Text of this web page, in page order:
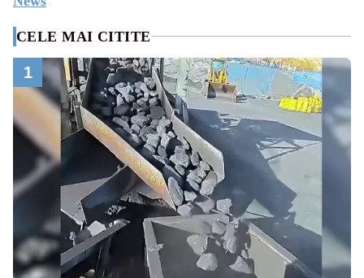
CELE MAI CITITE
1